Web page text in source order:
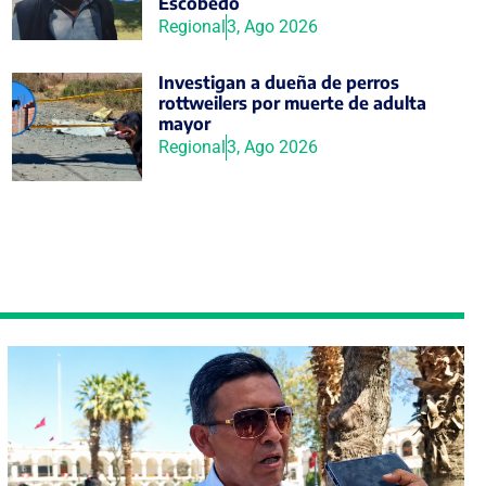
Regional3, Ago 2026
Investigan a dueña de perros
rottweilers por muerte de adulta
mayor
Regional3, Ago 2026